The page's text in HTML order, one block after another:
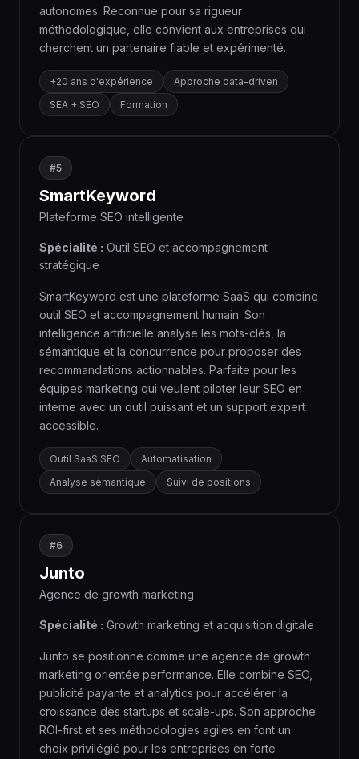
autonomes. Reconnue pour sa rigueur
méthodologique, elle convient aux entreprises qui
cherchent un partenaire fiable et expérimenté.
+20 ans d'expérience
Approche data-driven
SEA + SEO
Formation
#5
SmartKeyword
Plateforme SEO intelligente
Spécialité : Outil SEO et accompagnement
stratégique
SmartKeyword est une plateforme SaaS qui combine
outil SEO et accompagnement humain. Son
intelligence artificielle analyse les mots-clés, la
sémantique et la concurrence pour proposer des
recommandations actionnables. Parfaite pour les
équipes marketing qui veulent piloter leur SEO en
interne avec un outil puissant et un support expert
accessible.
Outil SaaS SEO
Automatisation
Analyse sémantique
Suivi de positions
#6
Junto
Agence de growth marketing
Spécialité : Growth marketing et acquisition digitale
Junto se positionne comme une agence de growth
marketing orientée performance. Elle combine SEO,
publicité payante et analytics pour accélérer la
croissance des startups et scale-ups. Son approche
ROI-first et ses méthodologies agiles en font un
choix privilégié pour les entreprises en forte